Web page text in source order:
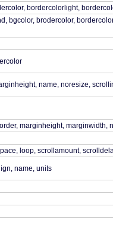
bordercolorlight,
bgcolor, brodercolor,
name, noresize,
marginheight, marginwidth,
loop, scrollamount,
name, units